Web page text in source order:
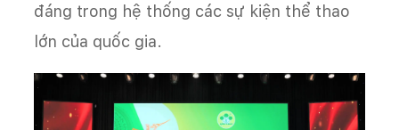
đáng trong hệ thống các sự kiện thể thao
lớn của quốc gia.